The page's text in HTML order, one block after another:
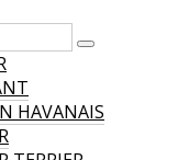
HAVANAIS